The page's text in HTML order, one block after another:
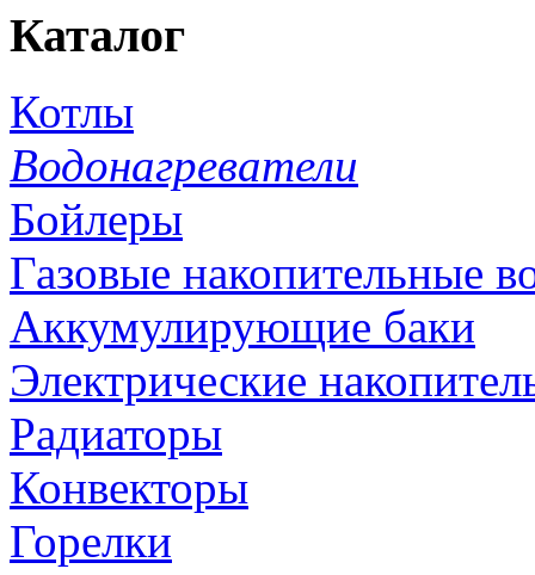
Каталог
Котлы
Водонагреватели
Бойлеры
Газовые накопительные
Аккумулирующие баки
Электрические
Радиаторы
Конвекторы
Горелки